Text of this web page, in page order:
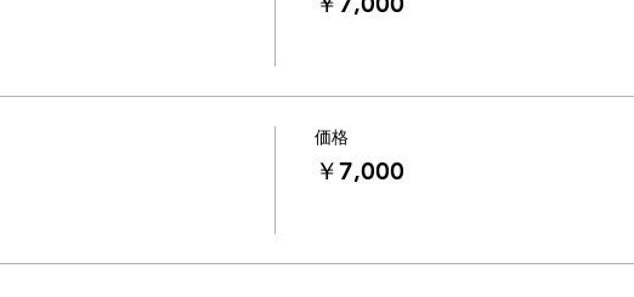
データはSNSやコンテストなどで使用させていただくことがあります。
だく場合もございます。
客様にも大変人気な場所ですので
っており、原則
価格
￥7,000